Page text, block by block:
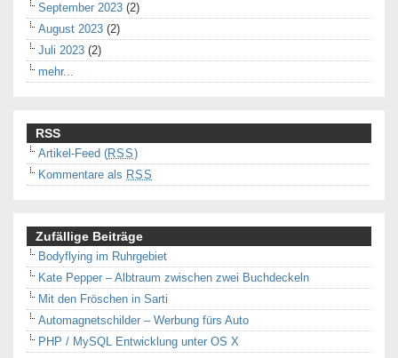
September 2023 (2)
August 2023 (2)
Juli 2023 (2)
mehr...
RSS
Artikel-Feed (RSS)
Kommentare als RSS
Zufällige Beiträge
Bodyflying im Ruhrgebiet
Kate Pepper – Albtraum zwischen zwei Buchdeckeln
Mit den Fröschen in Sarti
Automagnetschilder – Werbung fürs Auto
PHP / MySQL Entwicklung unter OS X